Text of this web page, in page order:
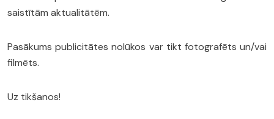
saistītām aktualitātēm.
Pasākums publicitātes nolūkos var tikt fotografēts un/vai
filmēts.
Uz tikšanos!